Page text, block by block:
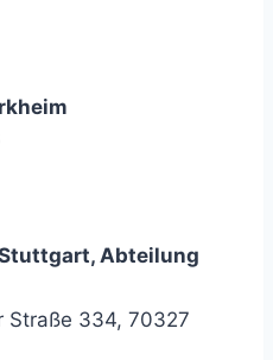
Abteilung
Straße 334, 70327